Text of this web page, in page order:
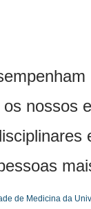
nossos
de Medicina da